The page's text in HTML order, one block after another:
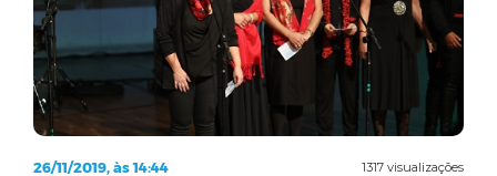
1317 visualizações
26/11/2019, às 14:44